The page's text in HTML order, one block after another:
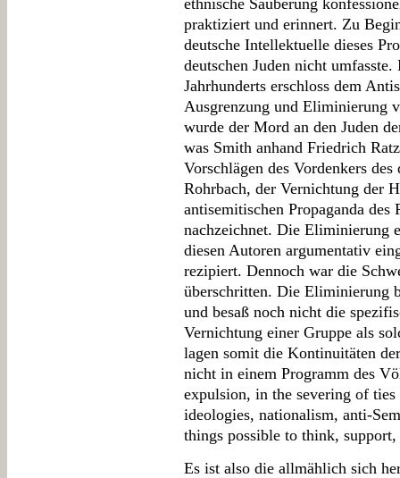
ethnische Säuberung
praktiziert und erinnert. Zu
deutsche Intellektuelle dieses
deutschen Juden nicht umfasste.
Jahrhunderts erschloss dem
Ausgrenzung und Eliminierung
wurde der Mord an den Juden
was Smith anhand Friedrich
Vorschlägen des Vordenkers
Rohrbach, der Vernichtung der
antisemitischen Propaganda
nachzeichnet. Die Eliminierung
diesen Autoren argumentativ
rezipiert. Dennoch war die
überschritten. Die Eliminierung
und besaß noch nicht die
Vernichtung einer Gruppe als
lagen somit die Kontinuitäten
nicht in einem Programm des
expulsion, in the severing of
ideologies, nationalism, anti-
things possible to think,
Es ist also die allmählich sich